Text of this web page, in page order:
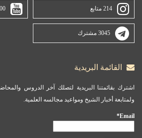
214 متابع
3045 مشترك
القائمة البريدية
اشترك بقائمتنا البريدية لتصلك آخر الدروس
ولمتابعة أخبار الشيخ ومواعيد مجالسه العلمية.
Email*